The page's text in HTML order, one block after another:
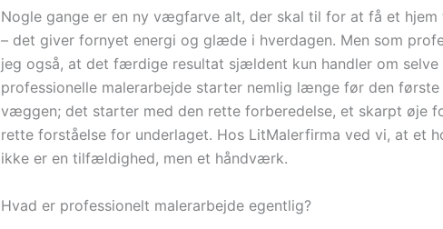
Nogle gange er en ny vægfarve alt, der skal til for at få et
– det giver fornyet energi og glæde i hverdagen. Men som
jeg også, at det færdige resultat sjældent kun handler om selve
professionelle malerarbejde starter nemlig længe før den første
væggen; det starter med den rette forberedelse, et skarpt øje
rette forståelse for underlaget. Hos LitMalerfirma ved vi, at et
ikke er en tilfældighed, men et håndværk.
Hvad er professionelt malerarbejde egentlig?